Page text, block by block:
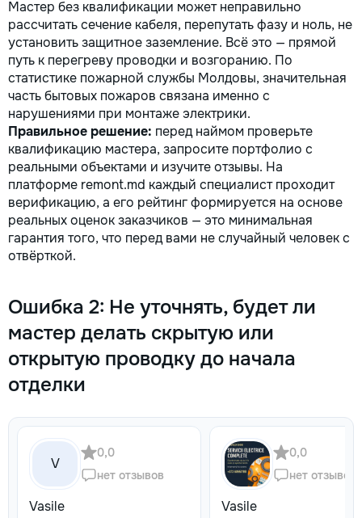
Мастер без квалификации может неправильно
рассчитать сечение кабеля, перепутать фазу и ноль, не
установить защитное заземление. Всё это — прямой
путь к перегреву проводки и возгоранию. По
статистике пожарной службы Молдовы, значительная
часть бытовых пожаров связана именно с
нарушениями при монтаже электрики.
Правильное решение: перед наймом проверьте
квалификацию мастера, запросите портфолио с
реальными объектами и изучите отзывы. На
платформе remont.md каждый специалист проходит
верификацию, а его рейтинг формируется на основе
реальных оценок заказчиков — это минимальная
гарантия того, что перед вами не случайный человек с
отвёрткой.
Ошибка 2: Не уточнять, будет ли
мастер делать скрытую или
открытую проводку до начала
отделки
V
0,0
нет отзывов
Vasile
0,0
нет отзывов
Vasile